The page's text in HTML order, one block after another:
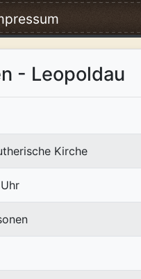
- Leopoldau
Kirche